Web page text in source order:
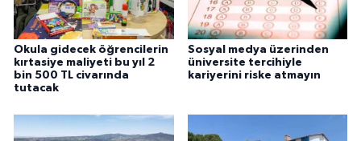
Okula gidecek öğrencilerin
kırtasiye maliyeti bu yıl 2
bin 500 TL civarında
tutacak
Sosyal medya üzerinden
üniversite tercihiyle
kariyerini riske atmayın